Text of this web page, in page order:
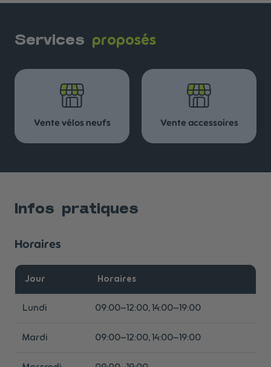
Services proposés
Vente vélos neufs Vente accessoires
Infos pratiques
Horaires
Jour Horaires
Lundi 09:00–12:00, 14:00–19:00
Mardi 09:00–12:00, 14:00–19:00